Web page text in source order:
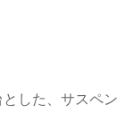
した、サスペン